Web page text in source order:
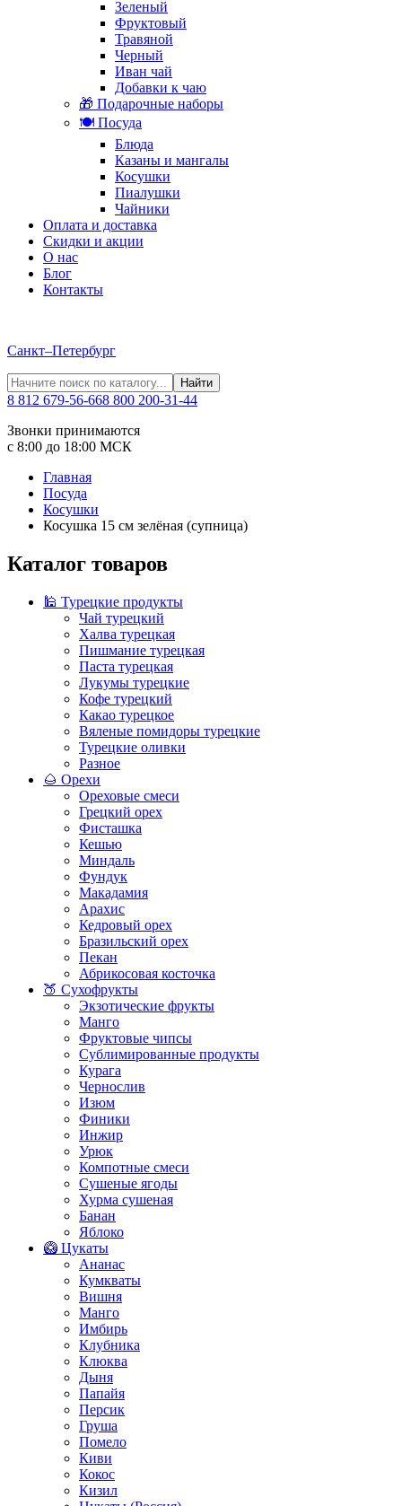
Зеленый
Фруктовый
Травяной
Черный
Иван чай
Добавки к чаю
🎁 Подарочные наборы
🍽️ Посуда
Блюда
Казаны и мангалы
Косушки
Пиалушки
Чайники
Оплата и доставка
Скидки и акции
О нас
Блог
Контакты
Санкт–Петербург
Найти
8 812 679-56-668 800 200-31-44
Звонки принимаются
с 8:00 до 18:00 МСК
Главная
Посуда
Косушки
Косушка 15 см зелёная (супница)
Каталог товаров
🕌 Турецкие продукты
Чай турецкий
Халва турецкая
Пишмание турецкая
Паста турецкая
Лукумы турецкие
Кофе турецкий
Какао турецкое
Вяленые помидоры турецкие
Турецкие оливки
Разное
🌰 Орехи
Ореховые смеси
Грецкий орех
Фисташка
Кешью
Миндаль
Фундук
Макадамия
Арахис
Кедровый орех
Бразильский орех
Пекан
Абрикосовая косточка
🍑 Сухофрукты
Экзотические фрукты
Манго
Фруктовые чипсы
Сублимированные продукты
Курага
Чернослив
Изюм
Финики
Инжир
Урюк
Компотные смеси
Сушеные ягоды
Хурма сушеная
Банан
Яблоко
🥝 Цукаты
Ананас
Кумкваты
Вишня
Манго
Имбирь
Клубника
Клюква
Дыня
Папайя
Персик
Груша
Помело
Киви
Кокос
Кизил